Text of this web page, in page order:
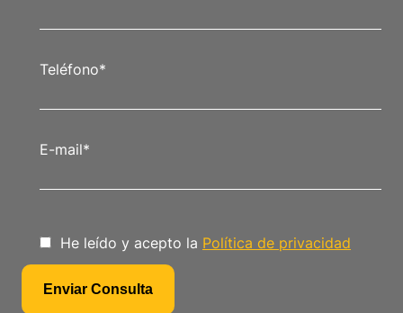
Teléfono*
E-mail*
He leído y acepto la Política de privacidad